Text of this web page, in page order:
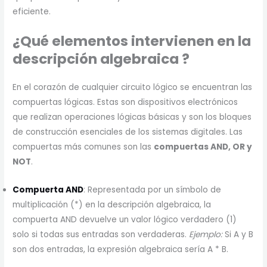
eficiente.
¿Qué elementos intervienen en la
descripción algebraica ?
En el corazón de cualquier circuito lógico se encuentran las
compuertas lógicas. Estas son dispositivos electrónicos
que realizan operaciones lógicas básicas y son los bloques
de construcción esenciales de los sistemas digitales. Las
compuertas más comunes son las compuertas AND, OR y
NOT.
Compuerta AND: Representada por un símbolo de
multiplicación (*) en la descripción algebraica, la
compuerta AND devuelve un valor lógico verdadero (1)
solo si todas sus entradas son verdaderas. Ejemplo:Si A y B
son dos entradas, la expresión algebraica sería A * B.